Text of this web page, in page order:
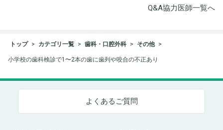
Q&A協力医師一覧へ
トップ カテゴリ一覧 歯科・口腔外科 その他
小学校の歯科検診で1〜2本の歯に歯列や咬合の不正あり
よくあるご質問